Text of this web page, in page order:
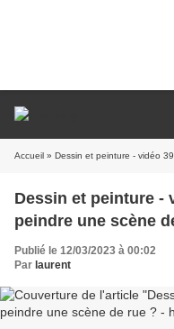
Accueil » Dessin et peinture - vidéo 3984 :
Dessin et peinture -
peindre une scène
Publié le 12/03/2023 à 00:02
Par laurent